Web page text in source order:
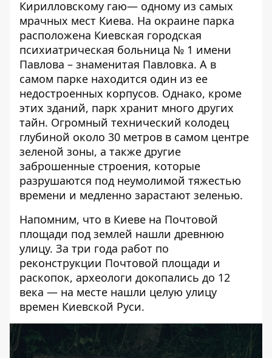
Кирилловскому гаю— одному из самых
мрачных мест Киева. На окраине парка
расположена Киевская городская
психиатрическая больница № 1 имени
Павлова – знаменитая Павловка. А в
самом парке находится один из ее
недостроенных корпусов. Однако, кроме
этих зданий, парк хранит много других
тайн. Огромный технический колодец
глубиной около 30 метров в самом центре
зеленой зоны, а также другие
заброшенные строения, которые
разрушаются под неумолимой тяжестью
времени и медленно зарастают зеленью.
Напомним, что в Киеве на Почтовой
площади под землей нашли древнюю
улицу. За три года работ по
реконструкции Почтовой площади и
раскопок, археологи докопались до 12
века — на месте нашли целую улицу
времен Киевской Руси.